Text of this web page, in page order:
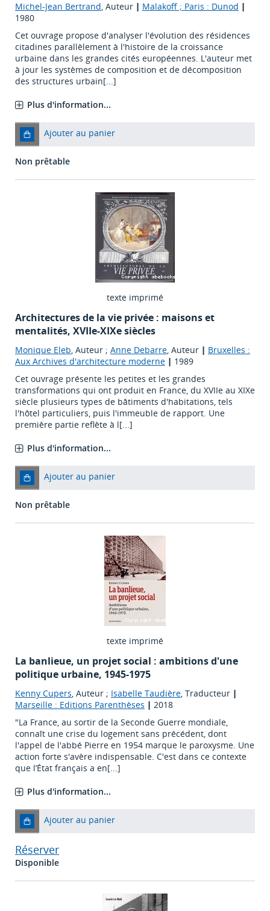
Michel-Jean Bertrand, Auteur | Malakoff ; Paris : Dunod |
1980
Cet ouvrage propose d'analyser l'évolution des résidences
citadines parallèlement à l'histoire de la croissance
urbaine dans les grandes cités européennes. L'auteur met
à jour les systèmes de composition et de décomposition
des structures urbain[...]
Plus d'information...
Ajouter au panier
Non prêtable
texte imprimé
Architectures de la vie privée : maisons et
mentalités, XVIIe-XIXe siècles
Monique Eleb, Auteur ; Anne Debarre, Auteur | Bruxelles :
Aux Archives d'architecture moderne | 1989
Cet ouvrage présente les petites et les grandes
transformations qui ont produit en France, du XVIIe au XIXe
siècle plusieurs types de bâtiments d'habitations, tels
l'hôtel particuliers, puis l'immeuble de rapport. Une
première partie reflète à l[...]
Plus d'information...
Ajouter au panier
Non prêtable
texte imprimé
La banlieue, un projet social : ambitions d'une
politique urbaine, 1945-1975
Kenny Cupers, Auteur ; Isabelle Taudière, Traducteur |
Marseille : Editions Parenthèses | 2018
"La France, au sortir de la Seconde Guerre mondiale,
connaît une crise du logement sans précédent, dont
l'appel de l'abbé Pierre en 1954 marque le paroxysme. Une
action forte s'avère indispensable. C'est dans ce contexte
que l’État français a en[...]
Plus d'information...
Ajouter au panier
Réserver
Disponible